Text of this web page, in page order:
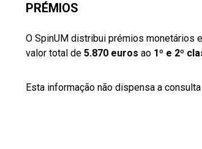
PRÉMIOS
O SpinUM distribui prémios monetários
valor total de 5.870 euros ao 1º e 2º
Esta informação não dispensa a